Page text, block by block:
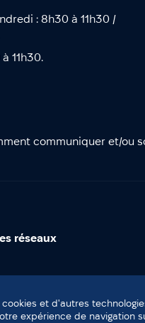
: 8h30 à 11h30 /
11h30.
communiquer et/ou
réseaux
et d'autres
expérience de navigation